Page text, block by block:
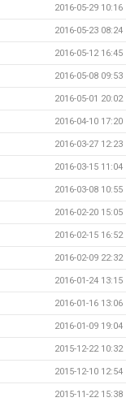
2016-05-29 10:16
2016-05-23 08:24
2016-05-12 16:45
2016-05-08 09:53
2016-05-01 20:02
2016-04-10 17:20
2016-03-27 12:23
2016-03-15 11:04
2016-03-08 10:55
2016-02-20 15:05
2016-02-15 16:52
2016-02-09 22:32
2016-01-24 13:15
2016-01-16 13:06
2016-01-09 19:04
2015-12-22 10:32
2015-12-10 12:54
2015-11-22 15:38